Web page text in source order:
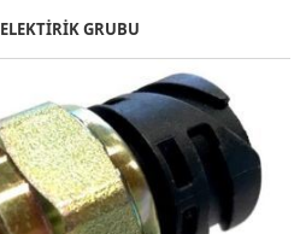
ELEKTİRİK GRUBU